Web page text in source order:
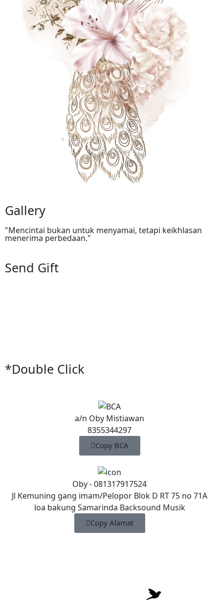
Gallery
"Mencintai bukan untuk menyamai, tetapi keikhlasan
menerima perbedaan."
Send Gift
*Double Click
a/n Oby Mistiawan
8355344297
Copy BCA
Oby - 081317917524
Jl Kemuning gang imam/Pelopor Blok D RT 75 no 71A
loa bakung Samarinda Backsound Musik
Copy Alamat